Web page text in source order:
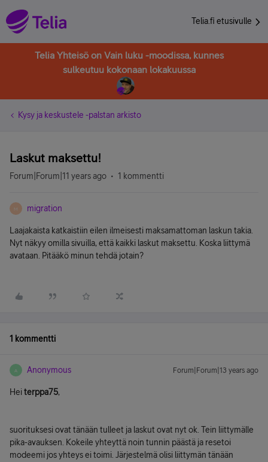
Telia.fi etusivulle
Telia Yhteisö on Vain luku -moodissa, kunnes
sulkeutuu kokonaan lokakuussa
Kysy ja keskustele -palstan arkisto
Laskut maksettu!
Forum|Forum|11 years ago 1 kommentti
M migration
Laajakaista katkaistiin eilen ilmeisesti maksamattoman laskun takia.
Nyt näkyy omilla sivuilla, että kaikki laskut maksettu. Koska liittymä
avataan. Pitääkö minun tehdä jotain?
1 kommentti
A Anonymous Forum|Forum|13 years ago
Heiterppa75,
suorituksesi ovat tänään tulleet ja laskut ovat nyt ok. Tein liittymälle
pika-avauksen. Kokeile yhteyttä noin tunnin päästä ja resetoi
modeemi jos yhteys ei toimi. Järjestelmä olisi liittymän tänään